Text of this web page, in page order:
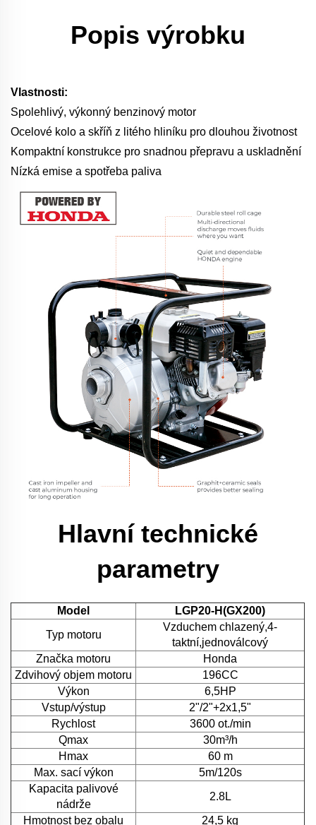
Popis výrobku
Vlastnosti:
Spolehlivý, výkonný benzinový motor
Ocelové kolo a skříň z litého hliníku pro dlouhou životnost
Kompaktní konstrukce pro snadnou přepravu a uskladnění
Nízká emise a spotřeba paliva
Hlavní technické
parametry
Model
LGP20-H(GX200)
Typ motoru
Vzduchem chlazený,4-
taktní,jednoválcový
Značka motoru
Honda
Zdvihový objem motoru
196CC
Výkon
6,5HP
Vstup/výstup
2"/2"+2x1,5"
Rychlost
3600 ot./min
Qmax
30m³/h
Hmax
60 m
Max. sací výkon
5m/120s
Kapacita palivové
nádrže
2.8L
Hmotnost bez obalu
24,5 kg